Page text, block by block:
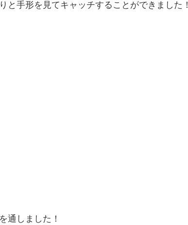
と手形を見てキャッチすることができました！
通しました！